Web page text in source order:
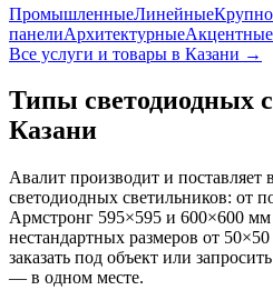
ПромышленныеЛинейные
панелиАрхитектурныеАкцентные
Все услуги и товары в Казани →
Типы светодиодных
Казани
Авалит производит и поставляет
светодиодных светильников: от
Армстронг 595×595 и 600×600
нестандартных размеров от
заказать под объект или
— в одном месте.